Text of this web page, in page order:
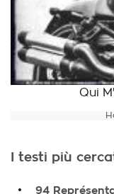
Qui
I testi più
. 94